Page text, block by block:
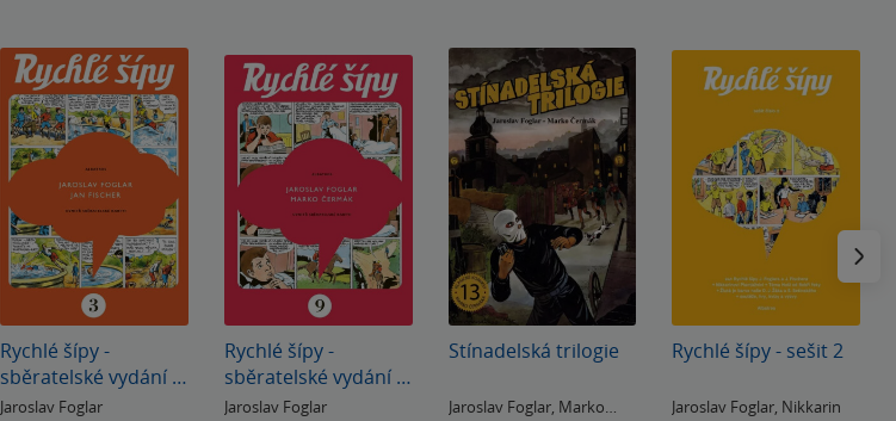
Rychlé šípy -
sběratelské vydání -
3. díl
Jaroslav Foglar
Rychlé šípy -
sběratelské vydání -
9. díl
Jaroslav Foglar
Stínadelská trilogie
Jaroslav Foglar, Marko
Rychlé šípy - sešit 2
Jaroslav Foglar, Nikkarin